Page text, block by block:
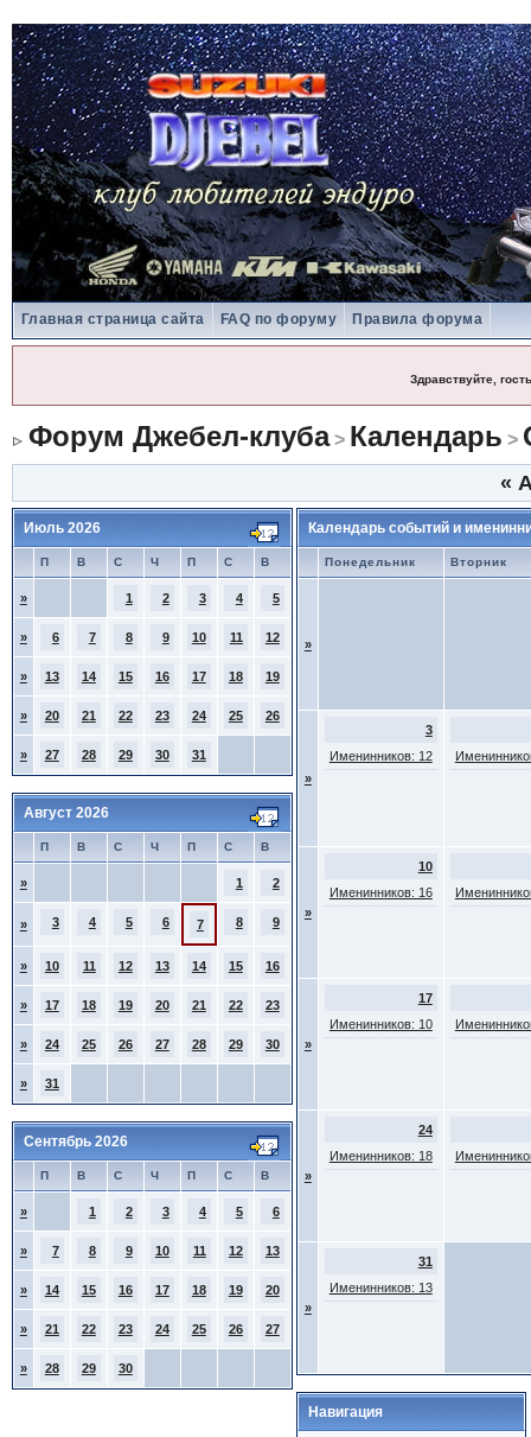
Главная страница сайта FAQ по форуму Правила форума
Здравствуйте, гость
Форум Джебел-клуба> Календарь >
«
Июль 2026
П В С Ч П С В
» 1 2 3 4 5
» 6 7 8 9 10 11 12
» 13 14 15 16 17 18 19
» 20 21 22 23 24 25 26
» 27 28 29 30 31
Август 2026
П В С Ч П С В
» 1 2
» 3 4 5 6 7 8 9
» 10 11 12 13 14 15 16
» 17 18 19 20 21 22 23
» 24 25 26 27 28 29 30
» 31
Сентябрь 2026
П В С Ч П С В
» 1 2 3 4 5 6
» 7 8 9 10 11 12 13
» 14 15 16 17 18 19 20
» 21 22 23 24 25 26 27
» 28 29 30
Календарь событий и
Понедельник Вторник
»
»
3
Именинников: 12
»
10
Именинников: 16
»
17
Именинников: 10
»
24
Именинников: 18
»
31
Именинников: 13
Навигация